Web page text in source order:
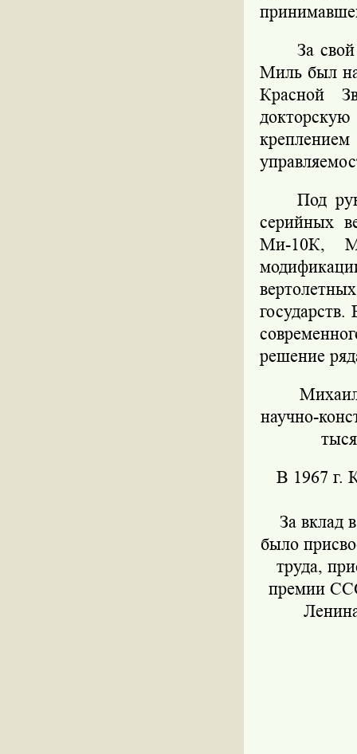
За
Миль был
Красной
креплением
Под
серийных
Ми-10К,
решение
научно-
В 1967 г.
За вклад
было
труда,
премии